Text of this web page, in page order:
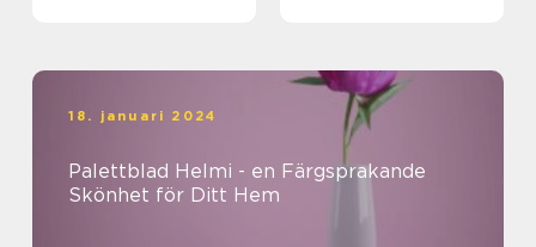
18. januari 2024
Palettblad Helmi - en Färgsprakande
Skönhet för Ditt Hem